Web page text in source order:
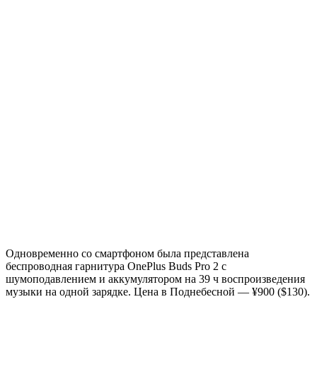
Одновременно со смартфоном была представлена
беспроводная гарнитура OnePlus Buds Pro 2 с
шумоподавлением и аккумулятором на 39 ч воспроизведения
музыки на одной зарядке. Цена в Поднебесной — ¥900 ($130).